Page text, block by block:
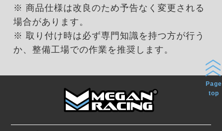
※ 商品仕様は改良のため予告なく変更される
場合があります。
※ 取り付け時は必ず専門知識を持つ方が行う
か、整備工場での作業を推奨します。
Page
top